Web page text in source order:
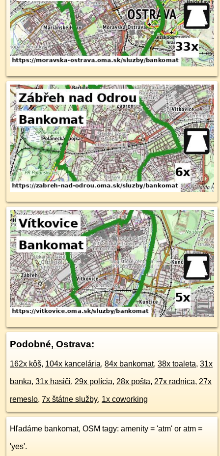
Podobné, Ostrava:
162x kôš, 104x kancelária, 84x bankomat, 38x toaleta, 31x
banka, 31x hasiči, 29x polícia, 28x pošta, 27x radnica, 27x
remeslo, 7x štátne služby, 1x coworking
Hľadáme bankomat, OSM tagy: amenity = 'atm' or atm =
'yes'.